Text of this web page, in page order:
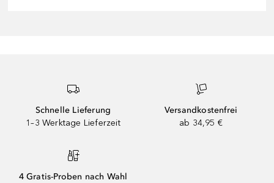
Schnelle Lieferung
1–3 Werktage Lieferzeit
Versandkostenfrei
ab 34,95 €
4 Gratis-Proben nach Wahl